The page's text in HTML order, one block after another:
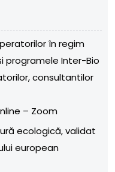
în regim
programele Inter-Bio
consultantilor
– Zoom
ecologică, validat
european